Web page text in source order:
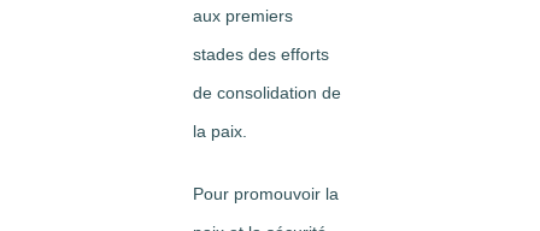
aux premiers
stades des efforts
de consolidation de
la paix.
Pour promouvoir la